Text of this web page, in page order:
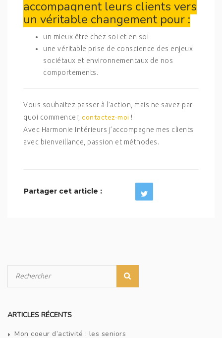
accompagnent leurs clients vers
un véritable changement pour :
un mieux être chez soi et en soi
une véritable prise de conscience des enjeux
sociétaux et environnementaux de nos
comportements.
Vous souhaitez passer à l’action, mais ne savez par
quoi commencer, contactez-moi !
Avec Harmonie Intérieurs j’accompagne mes clients
avec bienveillance, passion et méthodes.
Partager cet article :
ARTICLES RÉCENTS
Mon coeur d’activité : les seniors